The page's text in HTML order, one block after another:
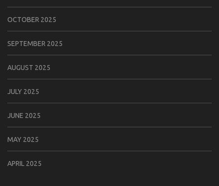
OCTOBER 2025
SEPTEMBER 2025
AUGUST 2025
JULY 2025
JUNE 2025
MAY 2025
APRIL 2025